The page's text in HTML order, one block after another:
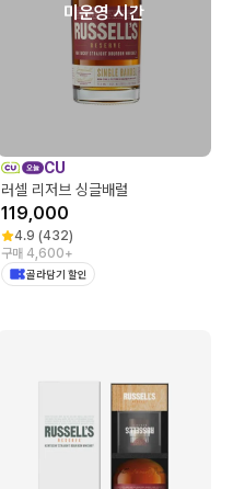
미운영 시간
CU
러셀 리저브 싱글배럴
119,000
4.9 (432)
구매 4,600+
골라담기 할인